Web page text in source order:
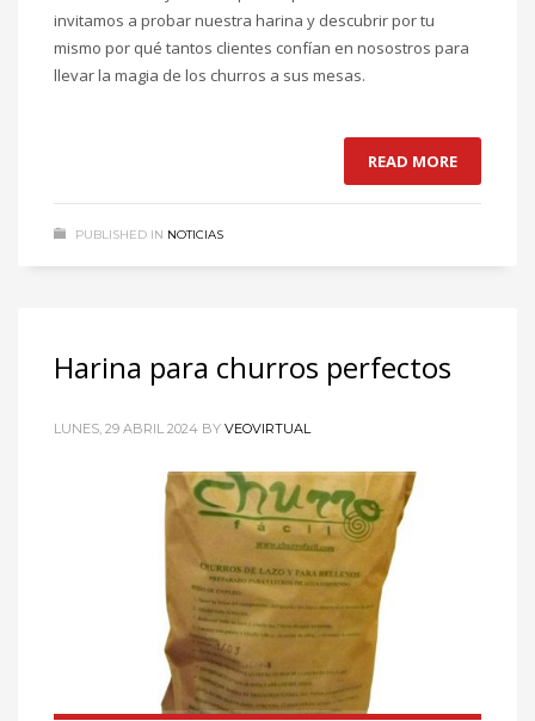
invitamos a probar nuestra harina y descubrir por tu
mismo por qué tantos clientes confían en nosostros para
llevar la magia de los churros a sus mesas.
READ MORE
PUBLISHED IN NOTICIAS
Harina para churros perfectos
LUNES, 29 ABRIL 2024 BY VEOVIRTUAL